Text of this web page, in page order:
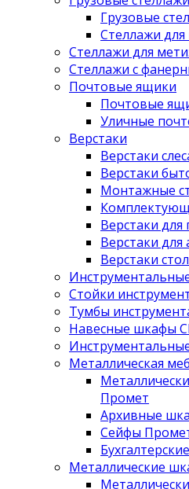
Грузовые
Стеллажи
Стеллажи для
Стеллажи с
Почтовые ящики
Почтовые
Уличные
Верстаки
Верстаки
Верстаки
Монтажные
Верстаки для
Верстаки для
Верстаки
Стойки
Тумбы
Навесные шкафы
Металлическая
Промет
Архивные
Сейфы
Металлические